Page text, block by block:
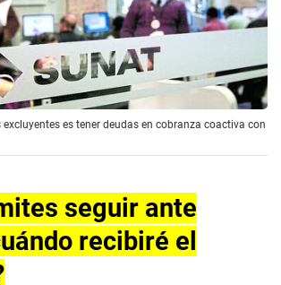
es tener deudas en cobranza coactiva con
seguir ante
recibiré el